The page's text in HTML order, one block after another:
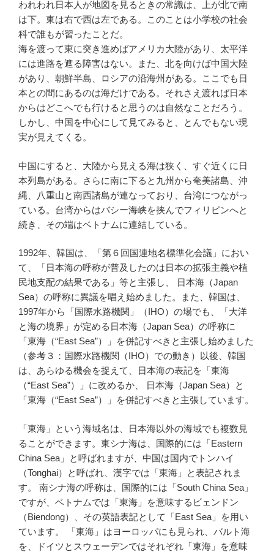
われわれ日本人が地図を見るときの常識は、上が北で南
は下。東は右で西は左である。このことは小学校の社会
科で誰もが習ったことだ。
海を渡って東に突き進めばアメリカ大陸があり、太平洋
には進路を遮る障害はない。また、北を向けば中国大陸
があり、朝鮮半島、ロシアの沿海州がある。ここでも日
本との間にあるのは海だけである。それさえ渡れば日本
からはどこへでも行けると思うのは自然なことだろう。
しかし、中国を中心にして見てみると、とんでもない現
実が見えてくる。
中国にすると、大陸から見える海は狭く、すぐ近くに日
本列島がある。さらに南に下ると九州から奄美諸島、沖
縄、八重山と南西諸島が連なっており、台湾につながっ
ている。台湾からはバシー海峡を挟んでフィリピンへと
続き、その端はベトナムに連結している。
1992年、韓国は、「第６回国連地名標準化会議」におい
て、「日本海の呼称が普及したのは日本の拡張主義や植
民地支配の結果である」等と主張し、 日本海（Japan
Sea）の呼称に異議を唱え始めました。また、韓国は、
1997年から「国際水路機関」（IHO）の場でも、「大洋
と海の境界」が定める日本海（Japan Sea）の呼称に
「東海（“East Sea”）」を併記すべきと主張し始めました
（参考３：国際水路機関（IHO）での動き）以後、韓国
は、あらゆる機会を捉えて、日本海の表記を「東海
（“East Sea”）」に改めるか、 日本海（Japan Sea）と
「東海（“East Sea”）」を併記すべきと主張しています。
「東海」という海域名は、日本海以外の海域でも複数見
ることができます。東シナ海は、国際的には「Eastern
China Sea」と呼ばれますが、中国は国内でトンハイ
（Tonghai）と呼ばれ、漢字では「東海」と表記されま
す。 南シナ海の呼称は、国際的には「South China Sea」
ですが、ベトナムでは「東海」を意味するビェンドン
（Biendong）、その英語表記として「East Sea」を用い
ています。 「東海」はヨーロッパにも見られ、バルト海
を、ドイツとスウェーデンではそれぞれ「東海」を意味